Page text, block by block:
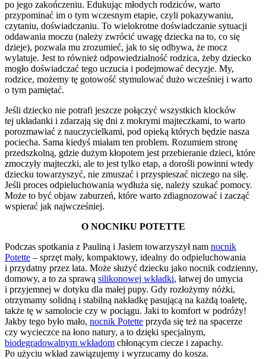
po jego zakończeniu. Edukując młodych rodziców, warto
przypominać im o tym wczesnym etapie, czyli pokazywaniu,
czytaniu, doświadczaniu. To wielokrotne doświadczanie sytuacji
oddawania moczu (należy zwrócić uwagę dziecka na to, co się
dzieje), pozwala mu zrozumieć, jak to się odbywa, że mocz
wylatuje. Jest to również odpowiedzialność rodzica, żeby dziecko
mogło doświadczać tego uczucia i podejmować decyzje. My,
rodzice, możemy tę gotowość stymulować dużo wcześniej i warto
o tym pamiętać.
Jeśli dziecko nie potrafi jeszcze połączyć wszystkich klocków
tej układanki i zdarzają się dni z mokrymi majteczkami, to warto
porozmawiać z nauczycielkami, pod opieką których będzie nasza
pociecha. Sama kiedyś miałam ten problem. Rozumiem stronę
przedszkolną, gdzie dużym kłopotem jest przebieranie dzieci, które
zmoczyły majteczki, ale to jest tylko etap, a dorośli powinni wtedy
dziecku towarzyszyć, nie zmuszać i przyspieszać niczego na siłę.
Jeśli proces odpieluchowania wydłuża się, należy szukać pomocy.
Może to być objaw zaburzeń, które warto zdiagnozować i zacząć
wspierać jak najwcześniej.
O NOCNIKU POTETTE
Podczas spotkania z Pauliną i Jasiem towarzyszył nam nocnik
Potette – sprzęt mały, kompaktowy, idealny do odpieluchowania
i przydatny przez lata. Może służyć dziecku jako nocnik codzienny,
domowy, a to za sprawą silikonowej wkładki, łatwej do umycia
i przyjemnej w dotyku dla małej pupy. Gdy rozłożymy nóżki,
otrzymamy solidną i stabilną nakładkę pasującą na każdą toaletę,
także tę w samolocie czy w pociągu. Jaki to komfort w podróży!
Jakby tego było mało, nocnik Potette przyda się też na spacerze
czy wycieczce na łono natury, a to dzięki specjalnym,
biodegradowalnym wkładom chłonącym ciecze i zapachy.
Po użyciu wkład zawiązujemy i wyrzucamy do kosza.